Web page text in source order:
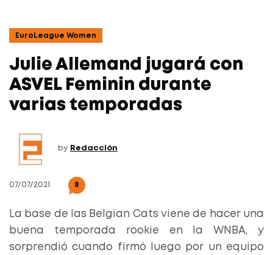
EuroLeague Women
Julie Allemand jugará con
ASVEL Feminin durante
varias temporadas
by Redacción
07/07/2021 8
La base de las Belgian Cats viene de hacer una
buena temporada rookie en la WNBA, y
sorprendió cuando firmó luego por un equipo